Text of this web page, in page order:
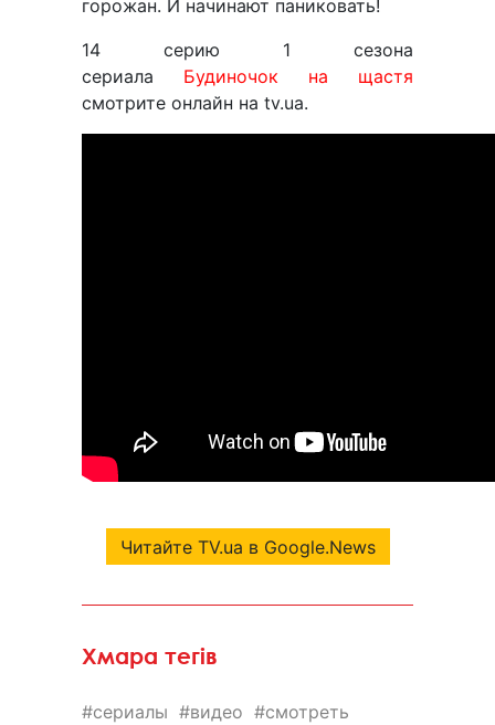
горожан. И начинают паниковать!
14 серию 1 сезона
сериала Будиночок на щастя
смотрите онлайн на tv.ua.
Читайте TV.ua в Google.News
Хмара тегів
сериалы видео
смотреть